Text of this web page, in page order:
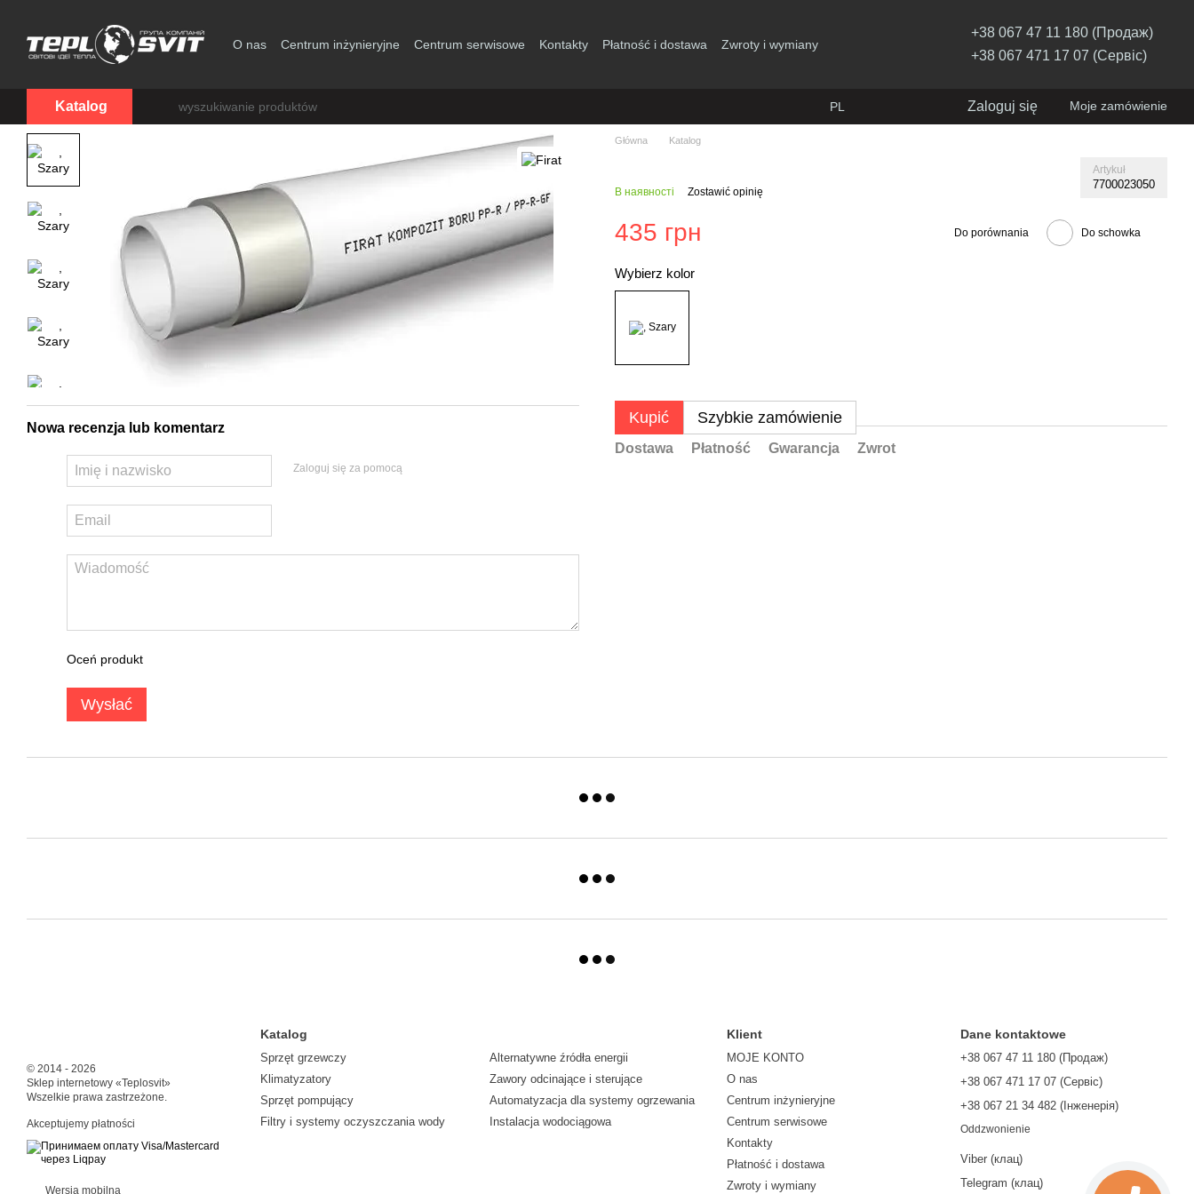
O nas Centrum inżynieryjne Centrum serwisowe Kontakty Płatność i dostawa
Zwroty i wymiany
+38 067 47 11 180 (Продаж)
+38 067 471 17 07 (Сервіс)
Katalog PL Zaloguj się Moje zamówienie
Nowa recenzja lub komentarz
Zaloguj się za pomocą
Oceń produkt
Wysłać
Główna Katalog
Artykuł
7700023050
В наявності Zostawić opinię
435 грн Do porównania Do schowka
Wybierz kolor
Kupić Szybkie zamówienie
Dostawa Płatność Gwarancja Zwrot
© 2014 - 2026
Sklep internetowy «Teplosvit»
Wszelkie prawa zastrzeżone.
Akceptujemy płatności
Wersja mobilna
Katalog
Sprzęt grzewczy
Klimatyzatory
Sprzęt pompujący
Filtry i systemy oczyszczania wody
Alternatywne źródła energii
Zawory odcinające i sterujące
Automatyzacja dla systemy ogrzewania
Instalacja wodociągowa
Klient
MOJE KONTO
O nas
Centrum inżynieryjne
Centrum serwisowe
Kontakty
Płatność i dostawa
Zwroty i wymiany
Dane kontaktowe
+38 067 47 11 180 (Продаж)
+38 067 471 17 07 (Сервіс)
‎+38 067 21 34 482 (Інженерія)
Oddzwonienie
Viber (клац)
Telegram (клац)